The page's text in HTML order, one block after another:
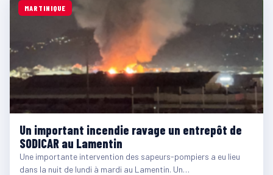
MARTINIQUE
Un important incendie ravage un entrepôt de
SODICAR au Lamentin
Une importante intervention des sapeurs-pompiers a eu lieu
dans la nuit de lundi à mardi au Lamentin. Un…